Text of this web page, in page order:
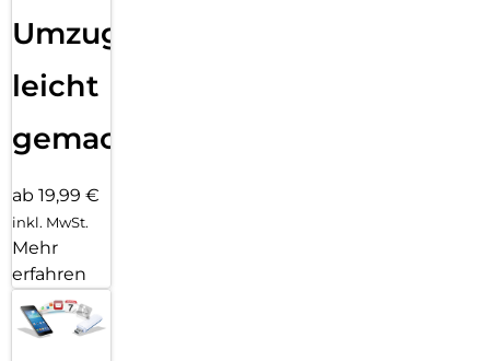
Umzug
leicht
gemacht!
ab 19,99 €
inkl. MwSt.
Mehr
erfahren